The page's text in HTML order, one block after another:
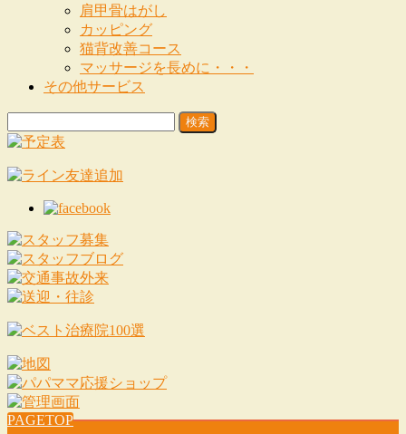
肩甲骨はがし
カッピング
猫背改善コース
マッサージを長めに・・・
その他サービス
索:
PAGETOP